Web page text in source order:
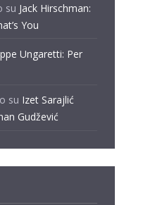
su Jack Hirschman:
You
Ungaretti: Per
su Izet Sarajlić
Gudžević